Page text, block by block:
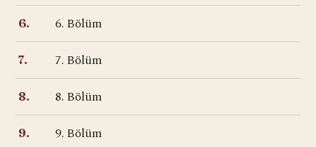
6. 6. Bölüm
7. 7. Bölüm
8. 8. Bölüm
9. 9. Bölüm